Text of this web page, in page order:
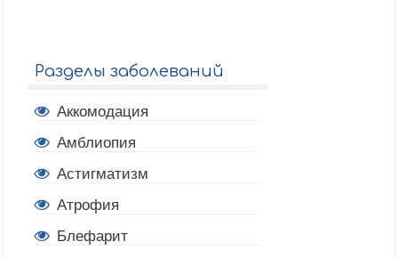
Разделы заболеваний
Аккомодация
Амблиопия
Астигматизм
Атрофия
Блефарит